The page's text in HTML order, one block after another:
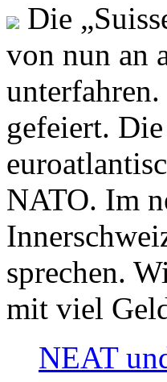
Die
von nun an
gefeiert.
NATO. Im
sprechen.
mit viel
NEAT